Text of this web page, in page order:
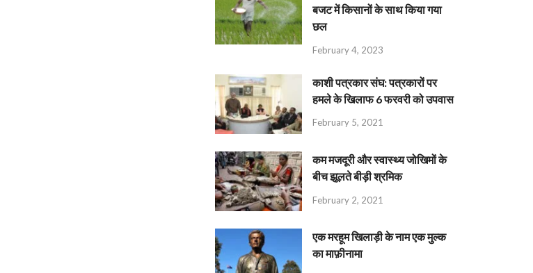
बजट में किसानों के साथ किया गया
छल
February 4, 2023
काशी पत्रकार संघ: पत्रकारों पर
हमले के खिलाफ 6 फरवरी को उपवास
February 5, 2021
कम मजदूरी और स्वास्थ्य जोखिमों के
बीच झूलते बीड़ी श्रमिक
February 2, 2021
एक मरहूम खिलाड़ी के नाम एक मुल्क
का माफ़ीनामा